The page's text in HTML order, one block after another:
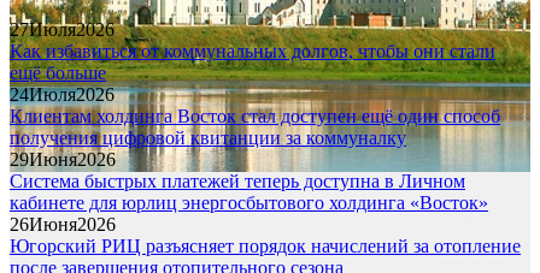
27Июля2026
Как избавиться от коммунальных долгов, чтобы они стали
ещё больше
24Июля2026
Клиентам холдинга Восток стал доступен ещё один способ
получения цифровой квитанции за коммуналку
29Июня2026
Система быстрых платежей теперь доступна в Личном
кабинете для юрлиц энергосбытового холдинга «Восток»
26Июня2026
Югорский РИЦ разъясняет порядок начислений за отопление
после завершения отопительного сезона